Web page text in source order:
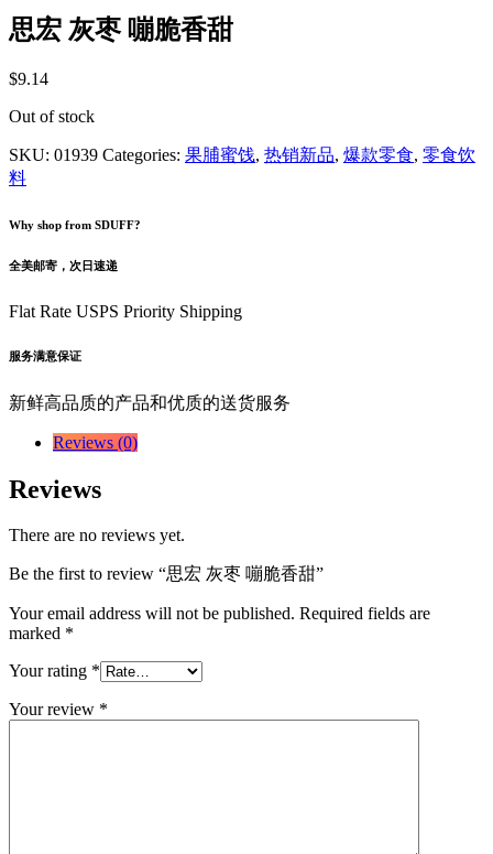
思宏 灰枣 嘣脆香甜
$9.14
Out of stock
SKU: 01939 Categories: 果脯蜜饯, 热销新品, 爆款零食, 零食饮
料
Why shop from SDUFF?
全美邮寄，次日速递
Flat Rate USPS Priority Shipping
服务满意保证
新鲜高品质的产品和优质的送货服务
Reviews (0)
Reviews
There are no reviews yet.
Be the first to review “思宏 灰枣 嘣脆香甜”
Your email address will not be published. Required fields are
marked *
Your rating *
Your review *